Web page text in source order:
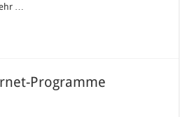
…
Programme